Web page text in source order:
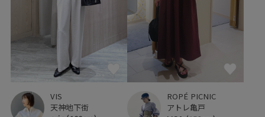
VIS
天神地下街
ROPÉ PICNIC
アトレ亀戸